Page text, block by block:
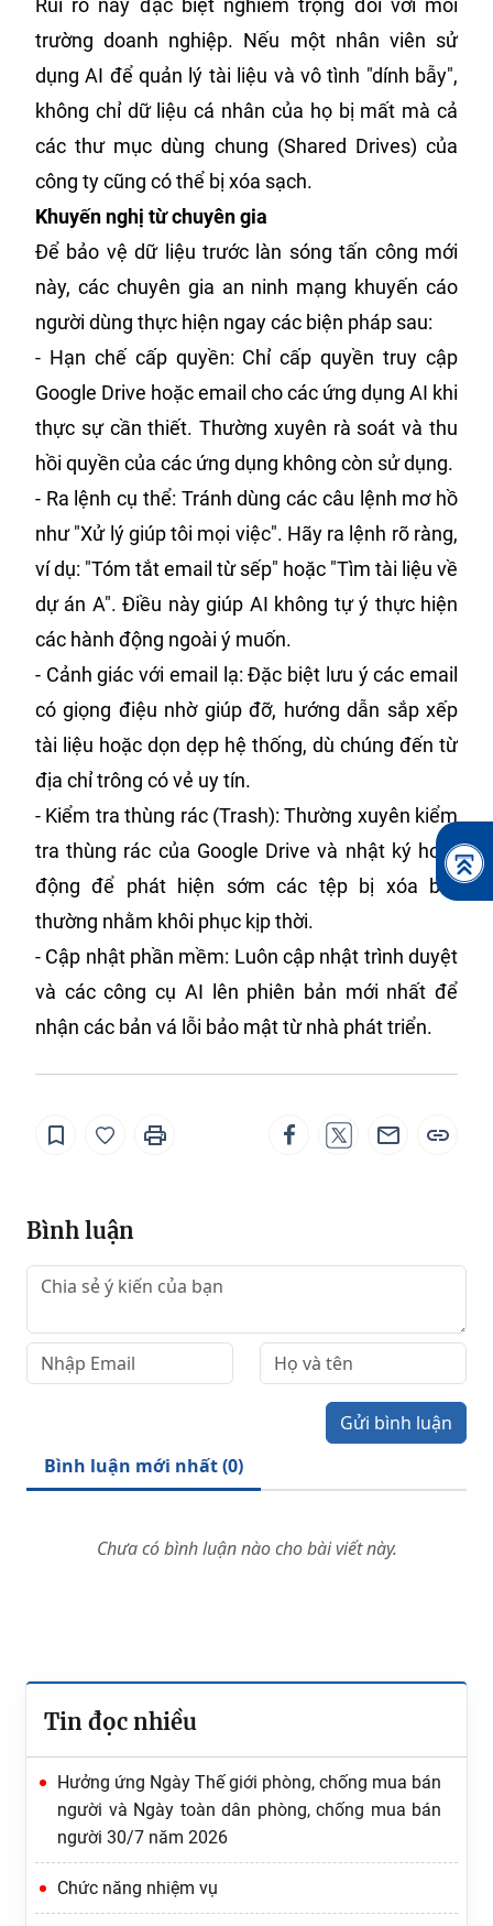
Rủi ro này đặc biệt nghiêm trọng đối với môi
trường doanh nghiệp. Nếu một nhân viên sử
dụng AI để quản lý tài liệu và vô tình "dính bẫy",
không chỉ dữ liệu cá nhân của họ bị mất mà cả
các thư mục dùng chung (Shared Drives) của
công ty cũng có thể bị xóa sạch.
Khuyến nghị từ chuyên gia
Để bảo vệ dữ liệu trước làn sóng tấn công mới
này, các chuyên gia an ninh mạng khuyến cáo
người dùng thực hiện ngay các biện pháp sau:
- Hạn chế cấp quyền: Chỉ cấp quyền truy cập
Google Drive hoặc email cho các ứng dụng AI khi
thực sự cần thiết. Thường xuyên rà soát và thu
hồi quyền của các ứng dụng không còn sử dụng.
- Ra lệnh cụ thể: Tránh dùng các câu lệnh mơ hồ
như "Xử lý giúp tôi mọi việc". Hãy ra lệnh rõ ràng,
ví dụ: "Tóm tắt email từ sếp" hoặc "Tìm tài liệu về
dự án A". Điều này giúp AI không tự ý thực hiện
các hành động ngoài ý muốn.
- Cảnh giác với email lạ: Đặc biệt lưu ý các email
có giọng điệu nhờ giúp đỡ, hướng dẫn sắp xếp
tài liệu hoặc dọn dẹp hệ thống, dù chúng đến từ
địa chỉ trông có vẻ uy tín.
- Kiểm tra thùng rác (Trash): Thường xuyên kiểm
tra thùng rác của Google Drive và nhật ký hoạt
động để phát hiện sớm các tệp bị xóa bất
thường nhằm khôi phục kịp thời.
- Cập nhật phần mềm: Luôn cập nhật trình duyệt
và các công cụ AI lên phiên bản mới nhất để
nhận các bản vá lỗi bảo mật từ nhà phát triển.
Bình luận
Gửi bình luận
Bình luận mới nhất (0)
Chưa có bình luận nào cho bài viết này.
Tin đọc nhiều
Hưởng ứng Ngày Thế giới phòng, chống mua bán
người và Ngày toàn dân phòng, chống mua bán
người 30/7 năm 2026
Chức năng nhiệm vụ